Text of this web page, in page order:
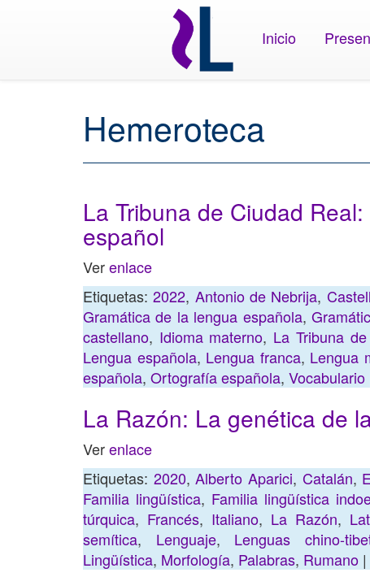
Inicio
Hemeroteca
La Tribuna de Ciudad
español
Verenlace
Etiquetas:2022, Antonio de Nebrija,
Gramática de la lengua española,
castellano, Idioma materno, La Tribuna
Lengua española, Lengua franca, Lengua
española, Ortografía española, Vocabulario
La Razón: La genética de
Verenlace
Etiquetas: 2020,Alberto Aparici, Catalán,
Familia lingüística, Familia lingüística
túrquica, Francés, Italiano, La Razón,
semítica, Lenguaje, Lenguas chino-
Lingüística, Morfología, Palabras, Rumano